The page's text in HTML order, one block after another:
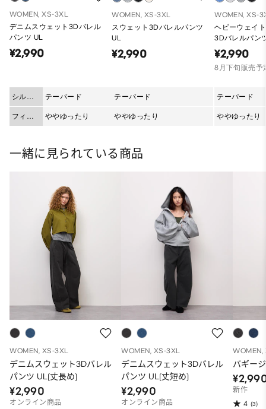
WOMEN, XS-3XL
デニムスウェット3Dバレル
パンツ UL
¥2,990
シルエ
ット
テーパード
フィッ
ト
ややゆったり
WOMEN, XS-3XL
スウェット3Dバレルパンツ
UL
¥2,990
テーパード
ややゆったり
WOMEN, XS-
ヘビーウェイ
3Dバレルパン
¥2,990
8月下旬販売予
テーパード
ややゆったり
一緒に見られている商品
WOMEN, XS-3XL
デニムスウェット3Dバレル
パンツ UL(丈長め)
¥2,990
オンライン商品
WOMEN, XS-3XL
デニムスウェット3Dバレル
パンツ UL(丈短め)
¥2,990
オンライン商品
WOMEN,
バギー
新作
4 (3)